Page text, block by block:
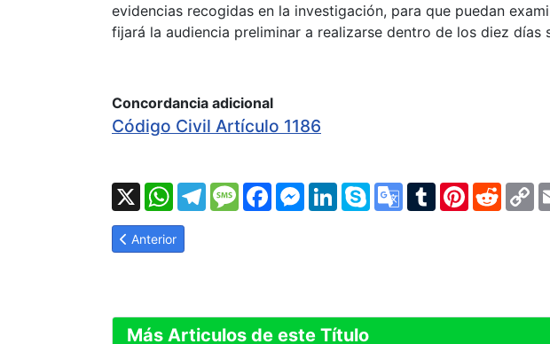
evidencias recogidas en la investigación, para que puedan
fijará la audiencia preliminar a realizarse dentro de los diez días
Concordancia adicional
Código Civil Artículo 1186
X WhatsApp
TelegramMessageFacebook
Messenger
LinkedInSkypeGoogleTumblrPinterest
Artículo anterior: LOPNNA Artículo 570: La Acusación.
Anterior
Más Articulos de este Título